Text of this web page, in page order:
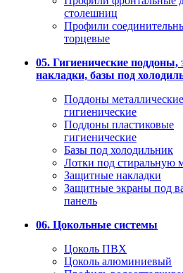
столешниц
Профили
торцевые
05. Гигиенические
накладки, базы под
Поддоны металлические
гигиенические
Поддоны пластиковые
гигиенические
Базы под холодильник
Лотки под стиральную
Защитные накладки
Защитные экраны под
панель
06. Цокольные системы
Цоколь ПВХ
Цоколь алюминиевый